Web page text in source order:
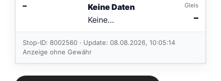
–
Keine Daten
Keine
Verbindungen
im aktuellen
Feed.
Gleis
–
Stop-ID: 8002560 · Update: 08.08.2026, 10:05:14
Anzeige ohne Gewähr